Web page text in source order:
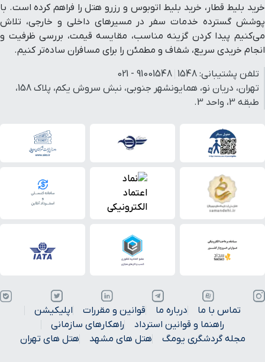
بیمارستان شهید
کامیاب(امدادی)
۳ دقیقه با خودرو (۱ کیلومتر و ۸۴۱ متر)
کتابخانه مرکزی آستان قدس
رضوی
کلیسای مسروپ مقدس
بیمارستان امام هادی ۴ دقیقه با خودرو (۱ کیلومتر و ۹۹۶ متر)
۴ دقیقه با خودرو (۲ کیلومتر و ۹ متر)
حرم ورودی صحن جمهوری ۴ دقیقه با خودرو (۲ کیلومتر و ۴۳ متر)
ایستگاه قطار شهری هفده
شهریور
مدرسه پریزاد ۴ دقیقه با خودرو (۲ کیلومتر و ۱۰۴ متر)
خرید بلیط قطار، خرید بلیط اتوبوس و رزرو هتل را فراهم کرده است. با
پوشش گسترده خدمات سفر در مسیرهای داخلی و خارجی، تلاش
می‌کنیم پیدا کردن گزینه مناسب، مقایسه قیمت، بررسی ظرفیت و
انجام خریدی سریع، شفاف و مطمئن را برای مسافران ساده‌تر کنیم.
تلفن پشتیبانی: 1548
91001548 - 021
تهران، دریان نو، همایونشهر جنوبی، نبش سروش یکم، پلاک 158،
طبقه 3، واحد 3.
تماس با ما درباره ما قوانین و مقررات
اپلیکیشن
راهنما و قوانین استرداد
راهکارهای سازمانی
مجله گردشگری یومگ
هتل های مشهد هتل های تهران